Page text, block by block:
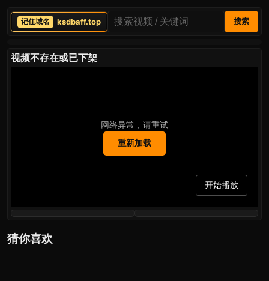
ksdbaff.top 搜索
视频不存在或已下架
网络异常，请重试
重新加载
开始播放
猜你喜欢